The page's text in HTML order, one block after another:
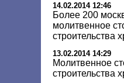
14.02.2014 12:46
Более 200
молитвенное
строительства
13.02.2014 14:29
Молитвенное
строительства